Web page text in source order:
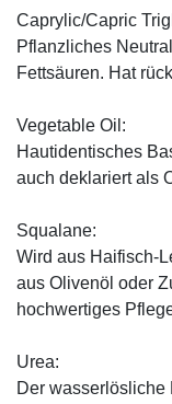
Caprylic/Capric
Pflanzliches
Fettsäuren. Hat
Vegetable Oil:
Hautidentisches
auch deklariert als
Squalane:
Wird aus Haifisch-
aus Olivenöl oder
hochwertiges
Urea:
Der wasserlösliche